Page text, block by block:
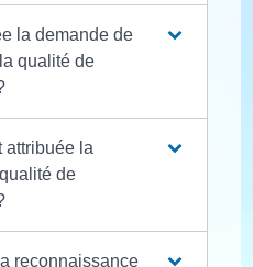
la demande de
qualité de
attribuée la
de
reconnaissance